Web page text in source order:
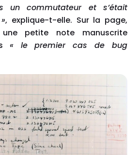
un commutateur et s’était
, explique-t-elle. Sur la page,
une petite note manuscrite
« le premier cas de bug